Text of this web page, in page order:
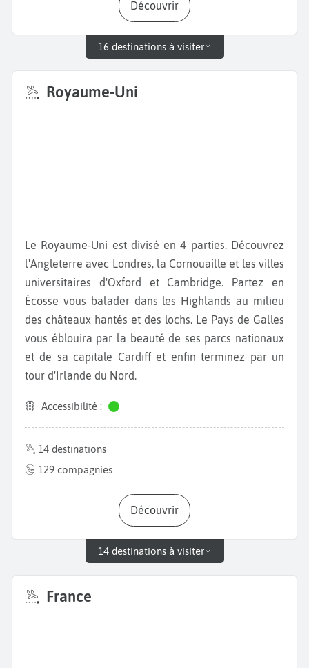
Découvrir
16 destinations à visiter
Royaume-Uni
Le Royaume-Uni est divisé en 4 parties. Découvrez
l'Angleterre avec Londres, la Cornouaille et les villes
universitaires d'Oxford et Cambridge. Partez en
Écosse vous balader dans les Highlands au milieu
des châteaux hantés et des lochs. Le Pays de Galles
vous éblouira par la beauté de ses parcs nationaux
et de sa capitale Cardiff et enfin terminez par un
tour d'Irlande du Nord.
Accessibilité :
14 destinations
129 compagnies
Découvrir
14 destinations à visiter
France